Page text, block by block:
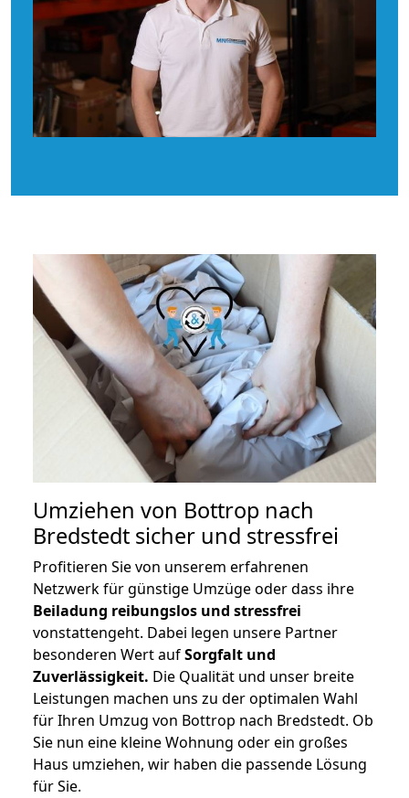
Umziehen von Bottrop nach
Bredstedt sicher und stressfrei
Profitieren Sie von unserem erfahrenen
Netzwerk für günstige Umzüge oder dass ihre
Beiladung reibungslos und stressfrei
vonstattengeht. Dabei legen unsere Partner
besonderen Wert aufSorgfalt und
Zuverlässigkeit. Die Qualität und unser breite
Leistungen machen uns zu der optimalen Wahl
für Ihren Umzug von Bottrop nach Bredstedt. Ob
Sie nun eine kleine Wohnung oder ein großes
Haus umziehen, wir haben die passende Lösung
für Sie.